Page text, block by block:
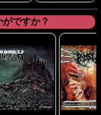
ですか？